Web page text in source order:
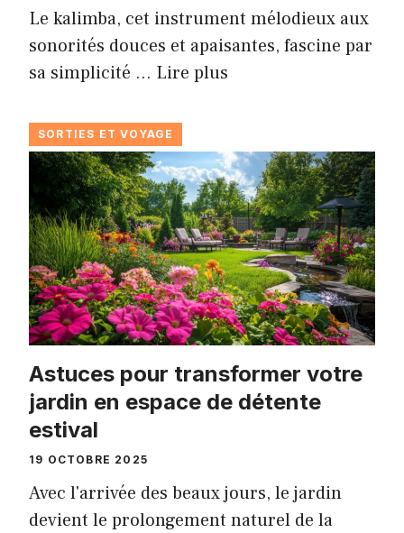
Le kalimba, cet instrument mélodieux aux
sonorités douces et apaisantes, fascine par
sa simplicité … Lire plus
SORTIES ET VOYAGE
Astuces pour transformer votre
jardin en espace de détente
estival
19 OCTOBRE 2025
Avec l'arrivée des beaux jours, le jardin
devient le prolongement naturel de la